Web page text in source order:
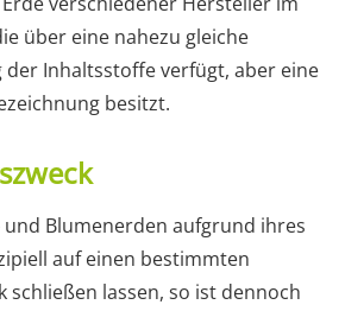
über eine nahezu gleiche
der Inhaltsstoffe verfügt, aber eine
besitzt.
und Blumenerden aufgrund ihres
auf einen bestimmten
schließen lassen, so ist dennoch